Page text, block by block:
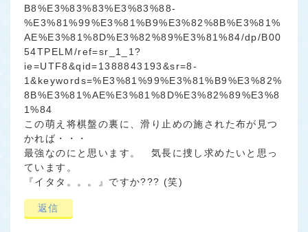
B8%E3%83%83%E3%83%88-
%E3%81%99%E3%81%B9%E3%82%8B%E3%81%
AE%E3%81%8D%E3%82%89%E3%81%84/dp/B00
54TPELM/ref=sr_1_1?
ie=UTF8&qid=1388843193&sr=8-
1&keywords=%E3%81%99%E3%81%B9%E3%82%
8B%E3%81%AE%E3%81%8D%E3%82%89%E3%8
1%84
この萌え将棋盤の裏に、滑り止めの施された布が見つ
かれば・・・
最強なのにと思います。 気長に捜し求めたいと思っ
ています。
『イタタ。。。』ですか??? (笑)
返信